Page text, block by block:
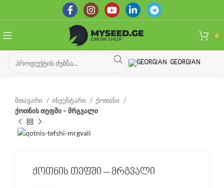
0
GEORGIAN
მთავარი ინვენტარი
ქოთანი
ქოთნის თეფში – მრგვალი
ქოთნის თეფში – მრგვალი